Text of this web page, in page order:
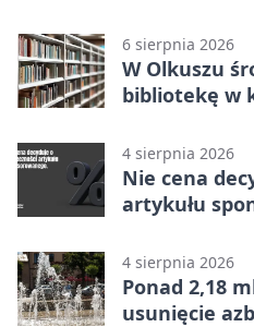
6 sierpnia 2026
W Olkuszu
bibliotekę w
4 sierpnia 2026
Nie cena
artykułu
4 sierpnia 2026
Ponad 2,18
usunięcie